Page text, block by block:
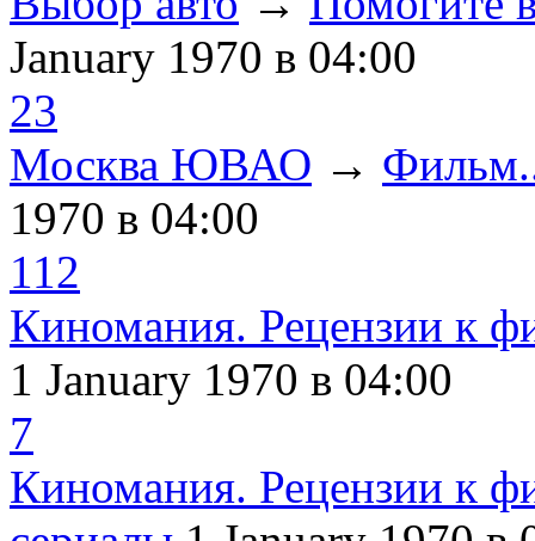
January 1970 в 04:00
23
Москва ЮВАО →
1970 в 04:00
112
Киномания. Рецензии к
1 January 1970 в 04:00
7
Киномания. Рецензии к